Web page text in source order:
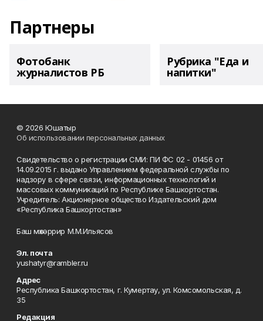
Партнеры
Фотобанк
журналистов РБ
Рубрика "Еда и
напитки"
© 2026 Юшатыр
Об использовании персональных данных
Свидетельство о регистрации СМИ: ПИ ФС 02 - 01456 от
14.09.2015 г. выдано Управлением федеральной службы по
надзору в сфере связи, информационных технологий и
массовых коммуникаций по Республике Башкортостан.
Учредитель: Акционерное общество Издательский дом
«Республика Башкортостан»
Баш мөхәррир М.М.Ильясов
Эл. почта
yushatyr@rambler.ru
Адрес
Республика Башкортостан, г. Кумертау, ул. Комсомольская, д.
35
Редакция